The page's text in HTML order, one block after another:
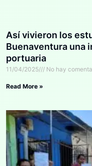
Así vivieron los
Buenaventura una
portuaria
11/04/2025 No hay
Read More »